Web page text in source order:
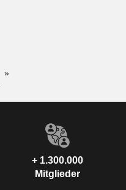
+ 1.300.000
Mitglieder